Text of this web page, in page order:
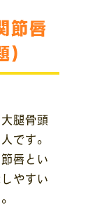
節唇
）
腿骨頭
です。
唇とい
やすい